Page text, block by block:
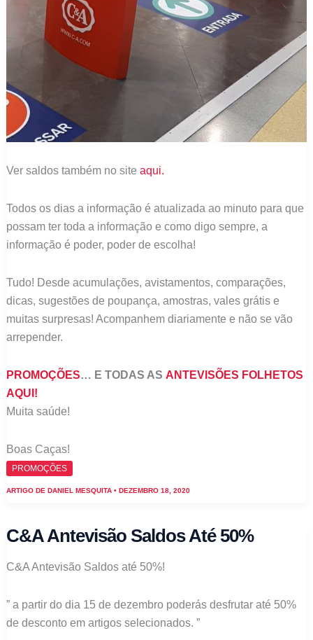
Ver saldos também no site aqui.
Todos os dias a informação é atualizada ao minuto para que
possam ter toda a informação e como digo sempre, a
informação é poder, poder de escolha!
Tudo! Desde acumulações, avistamentos, comparações,
dicas, sugestões de poupança, amostras, vales grátis e
muitas surpresas! Acompanhem diariamente e não se vão
arrepender.
PROMOÇÕES… E TODAS AS ANTEVISÕES FOLHETOS
AQUI!
Muita saúde!
Boas Caças!
PROMOÇÕES
ARTIGO DE DANIEL MESQUITA • DEZEMBRO 18, 2020
C&A Antevisão Saldos Até 50%
C&A Antevisão Saldos até 50%!
” a partir do dia 15 de dezembro poderás desfrutar até 50%
de desconto em artigos selecionados. ”